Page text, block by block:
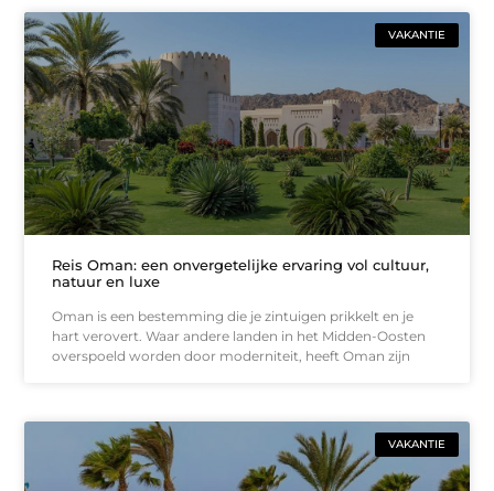
VAKANTIE
Reis Oman: een onvergetelijke ervaring vol cultuur,
natuur en luxe
Oman is een bestemming die je zintuigen prikkelt en je
hart verovert. Waar andere landen in het Midden-Oosten
overspoeld worden door moderniteit, heeft Oman zijn
VAKANTIE